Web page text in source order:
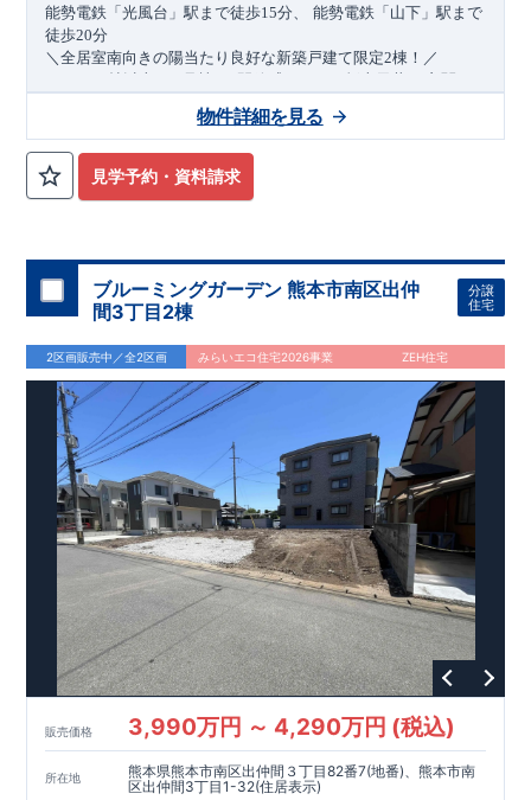
能勢電鉄 「光風台」駅まで徒歩15分、 ​能勢電鉄 「山下」駅まで
徒歩20分
＼全居室南向きの陽当たり良好な新築戸建て限定2棟！／
・衣類の収納に便利なウォークインクロー
・雨が降っても安心なインナー
機能性を兼ね備えた
保
↓クリックすると特設ページにジャンプします↓
2024 年グッドデザイン賞
せる道」 ○第18回キッズデザイン賞受賞 ・2024年、東栄住宅
の新たな空間提案 「マルチエントランス」が受賞いたしまし
た！
耐震等級最高等級3
・数百年に一度の地震に耐える力
倍の耐震性！
ー採用で安心！ ○長期優良住宅 ・住宅ローン控減額、固定資
産税減額期間拡充などの嬉しい税制面優遇が受けられます！
BELS ・エコ住宅としての性能評価を全号棟が取得していま
す！
住宅性能評価ダブル取得
・『設計』住宅性能評価…建
物設計段階で、国が認めた第三者機関が評価しております。
・『建設』住宅性能評価…評価を受けた図面通りに施工され
ているか、建設までに計4回チェックが行われます。
未完成でも近隣完成物件にてご内覧可能です！
ぜひお気軽にお問い合わせください♪
西宮営業所
TEL：0798-38-1246
定休日：火・水・年末年始
見学予約・資料請求
物件詳細を見る
ブルーミングガーデン 熊本市南区出仲
間3丁目2棟
分譲
住宅
2区画販売中／全2区画 みらいエコ住宅2026事業 ZEH住宅
販売価格 3,990万円 ～ 4,290万円 (税込)
所在地
熊本県熊本市南区出仲間３丁目82番7(地番)、熊本市南
区出仲間3丁目1-32(住居表示)